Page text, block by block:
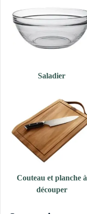
Saladier
Couteau et planche à
découper